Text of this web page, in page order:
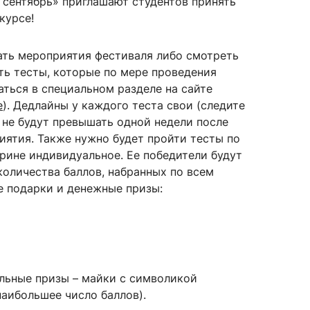
базы
отдел
ИИ в образовании
Студентам
Преподавателям
мероприятия фестиваля либо смотреть
тесты, которые по мере проведения
в специальном разделе на сайте
). Дедлайны у каждого теста свои (следите
будут превышать одной недели после
Также нужно будет пройти тесты по
индивидуальное. Ее победители будут
баллов, набранных по всем
подарки и денежные призы:
призы – майки с символикой
число баллов).